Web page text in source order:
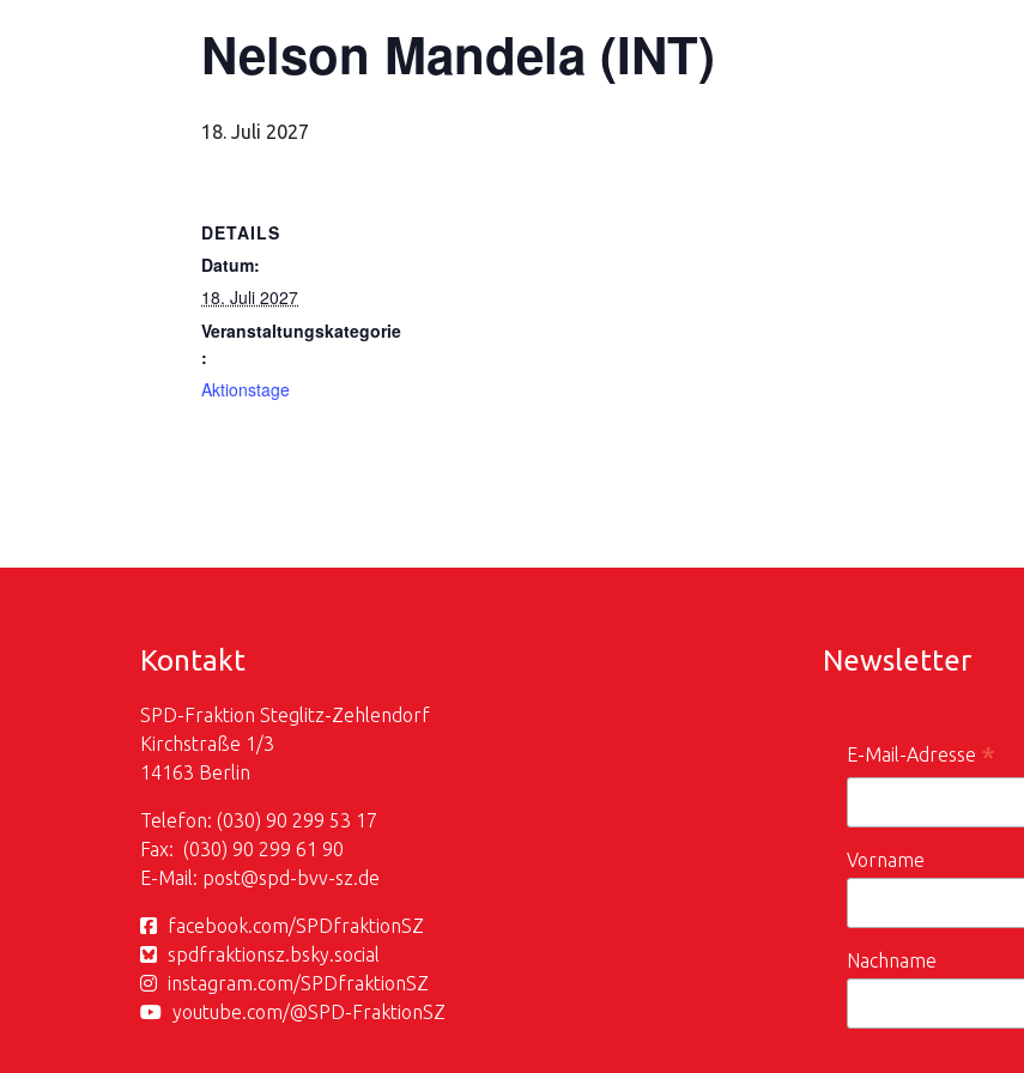
Nelson Mandela (INT)
18. Juli 2027
DETAILS
Datum:
18. Juli 2027
Veranstaltungskategorie
:
Aktionstage
Kontakt
SPD-Fraktion Steglitz-Zehlendorf
Kirchstraße 1/3
14163 Berlin
Telefon: (030) 90 299 53 17
Fax: (030) 90 299 61 90
E-Mail: post@spd-bvv-sz.de
facebook.com/SPDfraktionSZ
spdfraktionsz.bsky.social
instagram.com/SPDfraktionSZ
youtube.com/@SPD-FraktionSZ
Newsletter
E-Mail-Adresse *
Vorname
Nachname